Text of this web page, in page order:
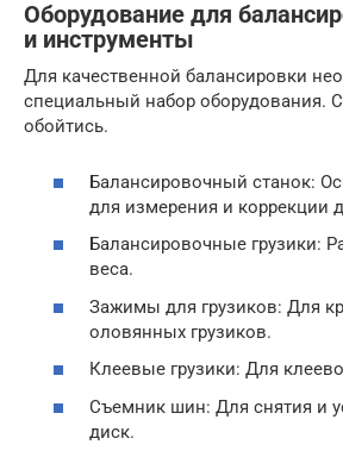
Оборудование для
и инструменты
Для качественной балансировки
специальный набор оборудования.
обойтись.
Балансировочный станок:
для измерения и коррекции
Балансировочные грузики:
веса.
Зажимы для грузиков: Для
оловянных грузиков.
Клеевые грузики: Для
Съемник шин: Для снятия и
диск.